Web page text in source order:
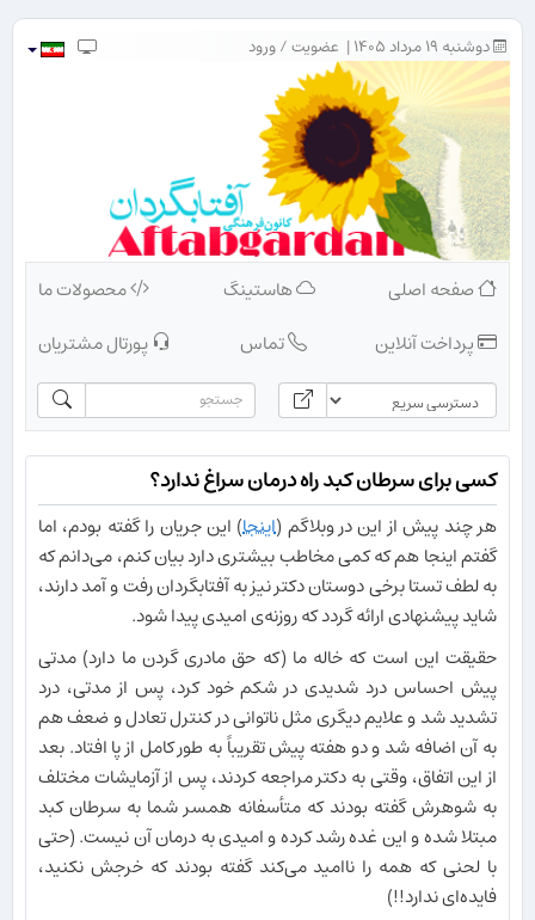
دوشنبه ۱۹ مرداد ۱۴۰۵ | عضویت/ورود
صفحه اصلی هاستینگ
محصولات ما
پرداخت آنلاین
تماس پورتال مشتریان
کسی برای سرطان کبد راه درمان سراغ ندارد؟
هر چند پیش از این در وبلاگم (اینجا) این جریان را گفته بودم، اما
گفتم اینجا هم که کمی مخاطب بیشتری دارد بیان کنم، می‌دانم که
به لطف تستا برخی دوستان دکتر نیز به آفتابگردان رفت و آمد دارند،
شاید پیشنهادی ارائه گردد که روزنه‌ی امیدی پیدا شود.
حقیقت این است که خاله ما (که حق مادری گردن ما دارد) مدتی
پیش احساس درد شدیدی در شکم خود کرد، پس از مدتی، درد
تشدید شد و علایم دیگری مثل ناتوانی در کنترل تعادل و ضعف هم
به آن اضافه شد و دو هفته پیش تقریباً به طور کامل از پا افتاد. بعد
از این اتفاق، وقتی به دکتر مراجعه کردند، پس از آزمایشات مختلف
به شوهرش گفته بودند که متأسفانه همسر شما به سرطان کبد
مبتلا شده و این غده رشد کرده و امیدی به درمان آن نیست. (حتی
با لحنی که همه را ناامید می‌کند گفته بودند که خرجش نکنید،
فایده‌ای ندارد!!)